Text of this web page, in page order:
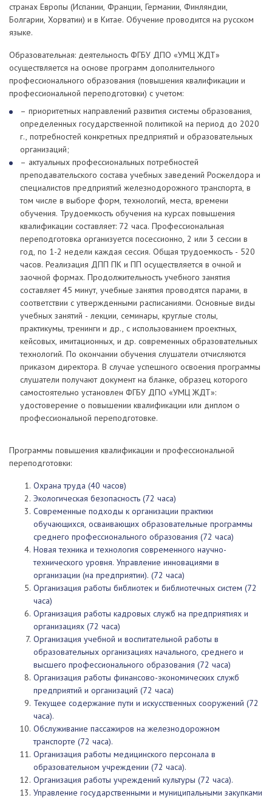
странах Европы (Испании, Франции, Германии, Финляндии,
Болгарии, Хорватии) и в Китае. Обучение проводится на русском
языке.
Образовательная: деятельность ФГБУ ДПО «УМЦ ЖДТ»
осуществляется на основе программ дополнительного
профессионального образования (повышения квалификации и
профессиональной переподготовки) с учетом:
– приоритетных направлений развития системы образования,
определенных государственной политикой на период до 2020
г., потребностей конкретных предприятий и образовательных
организаций;
– актуальных профессиональных потребностей
преподавательского состава учебных заведений Росжелдора и
специалистов предприятий железнодорожного транспорта, в
том числе в выборе форм, технологий, места, времени
обучения. Трудоемкость обучения на курсах повышения
квалификации составляет: 72 часа. Профессиональная
переподготовка организуется посессионно, 2 или 3 сессии в
год, по 1-2 недели каждая сессия. Общая трудоемкость - 520
часов. Реализация ДПП ПК и ПП осуществляется в очной и
заочной формах. Продолжительность учебного занятия
составляет 45 минут, учебные занятия проводятся парами, в
соответствии с утвержденными расписаниями. Основные виды
учебных занятий - лекции, семинары, круглые столы,
практикумы, тренинги и др., с использованием проектных,
кейсовых, имитационных, и др. современных образовательных
технологий. По окончании обучения слушатели отчисляются
приказом директора. В случае успешного освоения программы
слушатели получают документ на бланке, образец которого
самостоятельно установлен ФГБУ ДПО «УМЦ ЖДТ»:
удостоверение о повышении квалификации или диплом о
профессиональной переподготовке.
Программы повышения квалификации и профессиональной
переподготовки:
Охрана труда (40 часов)
Экологическая безопасность (72 часа)
Современные подходы к организации практики
обучающихся, осваивающих образовательные программы
среднего профессионального образования (72 часа)
Новая техника и технология современного научно-
технического уровня. Управление инновациями в
организации (на предприятии). (72 часа)
Организация работы библиотек и библиотечных систем (72
часа)
Организация работы кадровых служб на предприятиях и
организациях (72 часа)
Организация учебной и воспитательной работы в
образовательных организациях начального, среднего и
высшего профессионального образования (72 часа)
Организация работы финансово-экономических служб
предприятий и организаций (72 часа)
Текущее содержание пути и искусственных сооружений (72
часа).
Обслуживание пассажиров на железнодорожном
транспорте (72 часа).
Организация работы медицинского персонала в
образовательном учреждении (72 часа).
Организация работы учреждений культуры (72 часа).
Управление государственными и муниципальными закупками